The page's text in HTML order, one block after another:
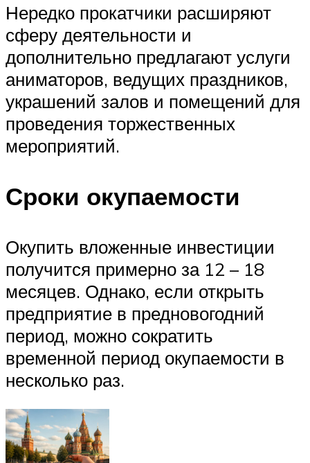
Нередко прокатчики расширяют
сферу деятельности и
дополнительно предлагают услуги
аниматоров, ведущих праздников,
украшений залов и помещений для
проведения торжественных
мероприятий.
Сроки окупаемости
Окупить вложенные инвестиции
получится примерно за 12 – 18
месяцев. Однако, если открыть
предприятие в предновогодний
период, можно сократить
временной период окупаемости в
несколько раз.